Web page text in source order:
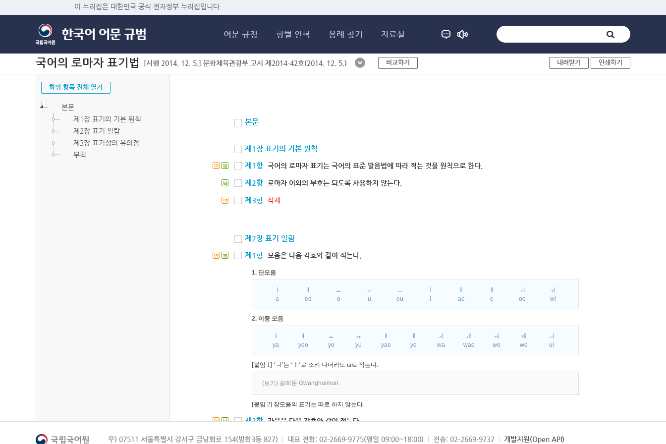
이 누리집은 대한민국 공식 전자정부 누리집입니다.
어문 규정 항별 연혁 용례 찾기 자료실
국어의 로마자 표기법 [시행 2014. 12. 5.] 문화체육관광부 고시 제2014-42호(2014. 12. 5.) 비교하기 내려받기 인쇄하기
하위 항목 전체 열기
본문
제1장 표기의 기본 원칙
제2장 표기 일람
제3장 표기상의 유의점
부칙
본문
제1장 표기의 기본 원칙
연 북 제1항 국어의 로마자 표기는 국어의 표준 발음법에 따라 적는 것을 원칙으로 한다.
북 제2항 로마자 이외의 부호는 되도록 사용하지 않는다.
연 제3항 삭제
제2장 표기 일람
연 북 제1항 모음은 다음 각호와 같이 적는다.
1. 단모음
ㅏ
a
ㅓ
eo
ㅗ
o
ㅜ
u
ㅡ
eu
i
ㅐ
ae
ㅔ
e
ㅚ
oe
ㅟ
wi
2. 이중 모음
ㅑ
ya
ㅕ
yeo
ㅛ
yo
ㅠ
yu
ㅒ
yae
ㅖ
ye
ㅘ
wa
ㅙ
wae
ㅝ
wo
ㅞ
we
ㅢ
ui
[붙임 1] ‘ㅢ’는 ‘ㅣ’로 소리 나더라도 ui로 적는다.
(보기) 광희문 Gwanghuimun
[붙임 2] 장모음의 표기는 따로 하지 않는다.
연 북 제2항 자음은 다음 각호와 같이 적는다.
1. 파열음
우) 07511 서울특별시 강서구 금낭화로 154(방화3동 827) 대표 전화: 02-2669-9775(평일 09:00~18:00) 전송: 02-2669-9737 개발지원(Open API)